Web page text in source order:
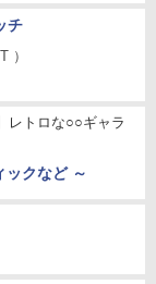
チ
）
レトロな○○ギャラ
ックなど ～